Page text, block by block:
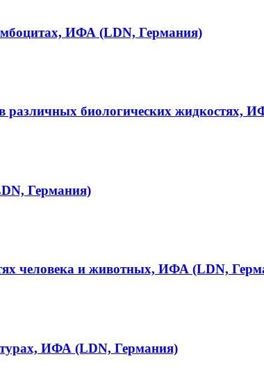
ИФА (LDN, Германия)
различных биологических жидкостях,
Германия)
человека и животных, ИФА (LDN,
ИФА (LDN, Германия)